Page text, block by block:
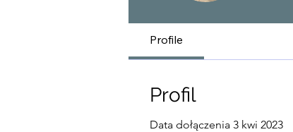
Profile
Profil
Data dołączenia 3 kwi 2023